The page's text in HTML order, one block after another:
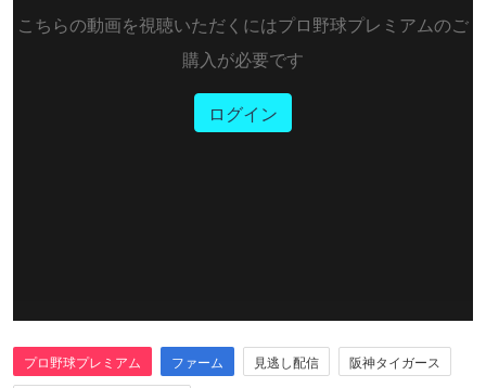
こちらの動画を視聴いただくにはプロ野球プレミアムのご
購入が必要です
ログイン
プロ野球プレミアム ファーム 見逃し配信
阪神タイガース